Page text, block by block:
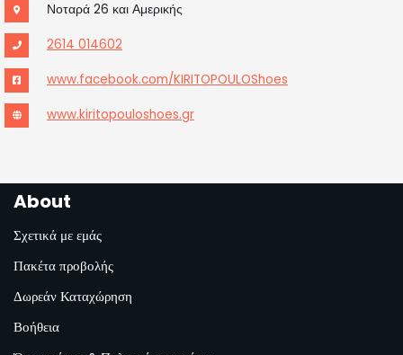
Νοταρά 26 και Αμερικής
2614 014602
www.facebook.com/KIRITOPOULOShoes
www.kiritopouloshoes.gr
About
Σχετικά με εμάς
Πακέτα προβολής
Δωρεάν Καταχώρηση
Βοήθεια